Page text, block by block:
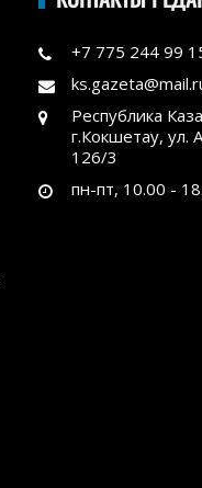
+7 775 244 99
Республика
г.Кокшетау, ул.
126/3
пн-пт, 10.00 -